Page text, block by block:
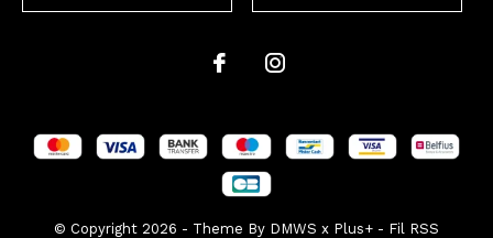
© Copyright 2026 - Theme By DMWS x Plus+ - Fil RSS